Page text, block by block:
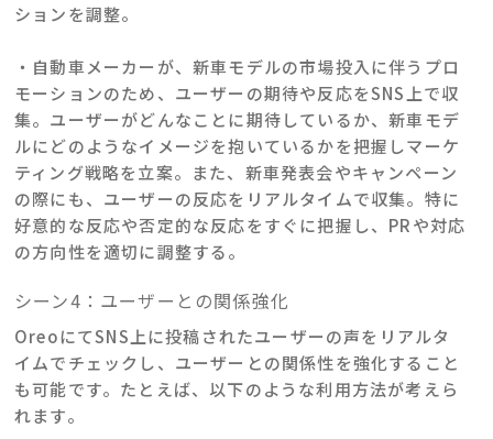
ションを調整。
・自動車メーカーが、新車モデルの市場投入に伴うプロ
モーションのため、ユーザーの期待や反応をSNS上で収
集。ユーザーがどんなことに期待しているか、新車モデ
ルにどのようなイメージを抱いているかを把握しマーケ
ティング戦略を立案。また、新車発表会やキャンペーン
の際にも、ユーザーの反応をリアルタイムで収集。特に
好意的な反応や否定的な反応をすぐに把握し、PRや対応
の方向性を適切に調整する。
シーン4：ユーザーとの関係強化
OreoにてSNS上に投稿されたユーザーの声をリアルタ
イムでチェックし、ユーザーとの関係性を強化すること
も可能です。たとえば、以下のような利用方法が考えら
れます。